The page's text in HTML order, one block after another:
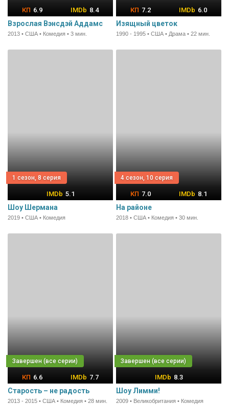
6.9 8.4
Взрослая Вэнсдэй Аддамс
2013 • США • Комедия • 3 мин.
7.2 6.0
Изящный цветок
1990 - 1995 • США • Драма • 22 мин.
1 сезон, 8 серия
5.1
Шоу Шермана
2019 • США • Комедия
4 сезон, 10 серия
7.0 8.1
На районе
2018 • США • Комедия • 30 мин.
6.6 7.7
Старость – не радость
2013 - 2015 • США • Комедия • 28 мин.
8.3
Шоу Лимми!
2009 • Великобритания • Комедия